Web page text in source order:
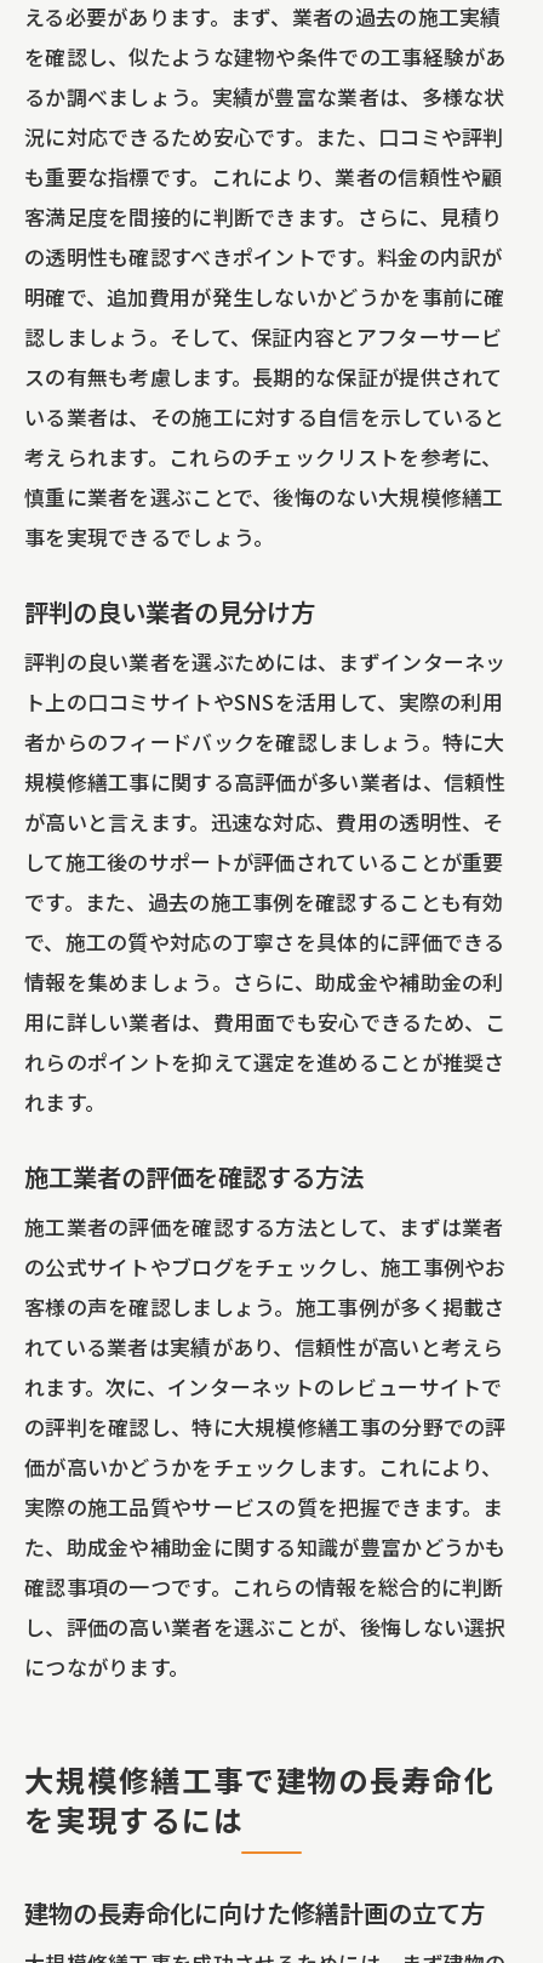
える必要があります。まず、業者の過去の施工実績
を確認し、似たような建物や条件での工事経験があ
るか調べましょう。実績が豊富な業者は、多様な状
況に対応できるため安心です。また、口コミや評判
も重要な指標です。これにより、業者の信頼性や顧
客満足度を間接的に判断できます。さらに、見積り
の透明性も確認すべきポイントです。料金の内訳が
明確で、追加費用が発生しないかどうかを事前に確
認しましょう。そして、保証内容とアフターサービ
スの有無も考慮します。長期的な保証が提供されて
いる業者は、その施工に対する自信を示していると
考えられます。これらのチェックリストを参考に、
慎重に業者を選ぶことで、後悔のない大規模修繕工
事を実現できるでしょう。
評判の良い業者の見分け方
評判の良い業者を選ぶためには、まずインターネッ
ト上の口コミサイトやSNSを活用して、実際の利用
者からのフィードバックを確認しましょう。特に大
規模修繕工事に関する高評価が多い業者は、信頼性
が高いと言えます。迅速な対応、費用の透明性、そ
して施工後のサポートが評価されていることが重要
です。また、過去の施工事例を確認することも有効
で、施工の質や対応の丁寧さを具体的に評価できる
情報を集めましょう。さらに、助成金や補助金の利
用に詳しい業者は、費用面でも安心できるため、こ
れらのポイントを抑えて選定を進めることが推奨さ
れます。
施工業者の評価を確認する方法
施工業者の評価を確認する方法として、まずは業者
の公式サイトやブログをチェックし、施工事例やお
客様の声を確認しましょう。施工事例が多く掲載さ
れている業者は実績があり、信頼性が高いと考えら
れます。次に、インターネットのレビューサイトで
の評判を確認し、特に大規模修繕工事の分野での評
価が高いかどうかをチェックします。これにより、
実際の施工品質やサービスの質を把握できます。ま
た、助成金や補助金に関する知識が豊富かどうかも
確認事項の一つです。これらの情報を総合的に判断
し、評価の高い業者を選ぶことが、後悔しない選択
につながります。
大規模修繕工事で建物の長寿命化
を実現するには
建物の長寿命化に向けた修繕計画の立て方